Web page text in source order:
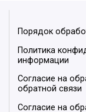
Порядок
Политика
информации
Согласие на
обратной связи
Согласие на